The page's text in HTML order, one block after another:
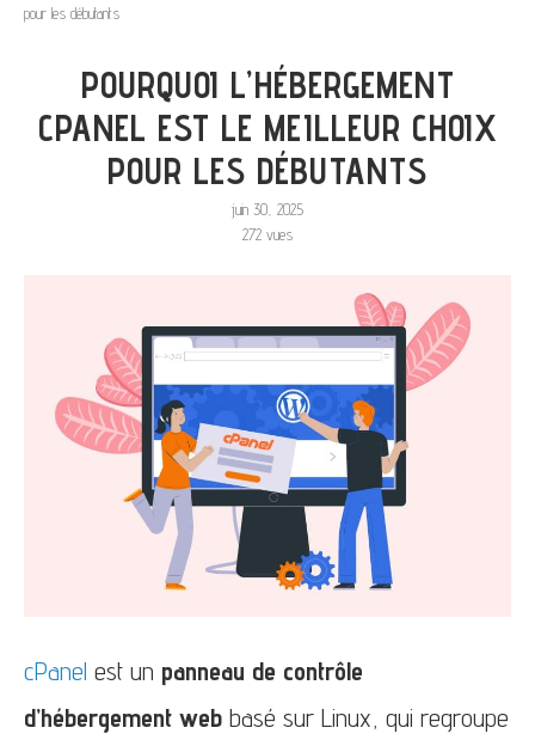
pour les débutants
POURQUOI L’HÉBERGEMENT
CPANEL EST LE MEILLEUR CHOIX
POUR LES DÉBUTANTS
juin 30, 2025
272 vues
cPanel est un panneau de contrôle
d’hébergement web basé sur Linux, qui regroupe